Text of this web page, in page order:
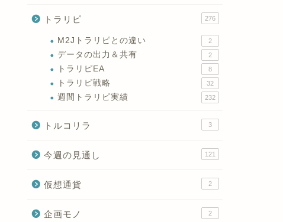
トラリピ 276
M2Jトラリピとの違い 2
データの出力＆共有 2
トラリピEA 8
トラリピ戦略 32
週間トラリピ実績 232
トルコリラ 3
今週の見通し 121
仮想通貨 2
企画モノ 2